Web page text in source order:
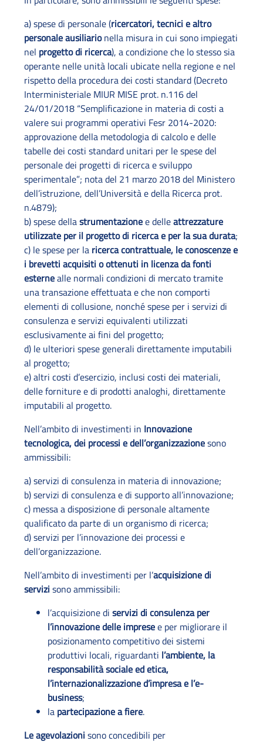
a) spese di personale (ricercatori, tecnici e altro
personale ausiliarionella misura in cui sono impiegati
nel progetto di ricerca), a condizione che lo stesso sia
operante nelle unità locali ubicate nella regione e nel
rispetto della procedura dei costi standard (Decreto
Interministeriale MIUR MISE prot. n.116 del
24/01/2018 “Semplificazione in materia di costi a
valere sui programmi operativi Fesr 2014-2020:
approvazione della metodologia di calcolo e delle
tabelle dei costi standard unitari per le spese del
personale dei progetti di ricerca e sviluppo
sperimentale”; nota del 21 marzo 2018 del Ministero
dell’istruzione, dell’Università e della Ricerca prot.
n.4879);
b) spese dellastrumentazionee delleattrezzature
utilizzate per il progetto di ricerca e per la sua durata;
c) le spese per la ricerca contrattuale, le conoscenze e
i brevetti acquisiti o ottenuti in licenza da fonti
esternealle normali condizioni di mercato tramite
una transazione effettuata e che non comporti
elementi di collusione, nonché spese per i servizi di
consulenza e servizi equivalenti utilizzati
esclusivamente ai fini del progetto;
d) le ulteriori spese generali direttamente imputabili
al progetto;
e) altri costi d’esercizio, inclusi costi dei materiali,
delle forniture e di prodotti analoghi, direttamente
imputabili al progetto.
Nell’ambito di investimenti in Innovazione
tecnologica, dei processi e dell’organizzazionesono
ammissibili:
a) servizi di consulenza in materia di innovazione;
b) servizi di consulenza e di supporto all’innovazione;
c) messa a disposizione di personale altamente
qualificato da parte di un organismo di ricerca;
d) servizi per l’innovazione dei processi e
dell’organizzazione.
Nell’ambito di investimenti per l’acquisizione di
servizi sono ammissibili:
l’acquisizione di servizi di consulenza per
l’innovazione delle impresee per migliorare il
posizionamento competitivo dei sistemi
produttivi locali, riguardanti l’ambiente, la
responsabilità sociale ed etica,
l’internazionalizzazione d’impresa e l’e-
business;
la partecipazione a fiere.
Le agevolazioni sono concedibili per